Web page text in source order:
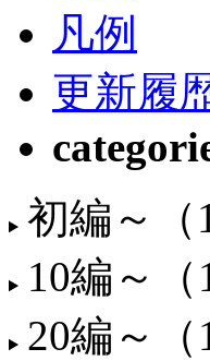
凡例
更新履
初編～（
10編～
20編～（